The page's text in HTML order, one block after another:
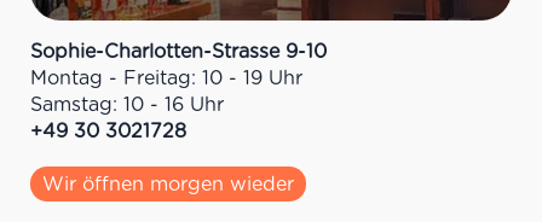
Sophie-Charlotten-Strasse 9-10
Montag - Freitag: 10 - 19 Uhr
Samstag: 10 - 16 Uhr
+49 30 3021728
Wir öffnen morgen wieder